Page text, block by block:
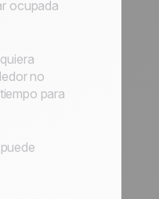
ocupada
no
para